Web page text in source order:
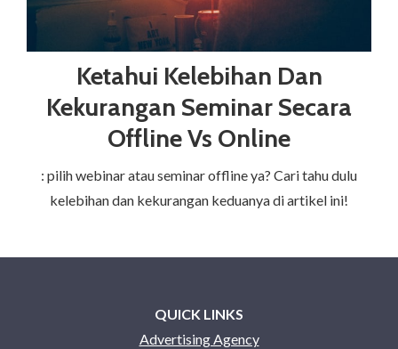
Ketahui Kelebihan Dan
Kekurangan Seminar Secara
Offline Vs Online
: pilih webinar atau seminar offline ya? Cari tahu dulu
kelebihan dan kekurangan keduanya di artikel ini!
QUICK LINKS
Advertising Agency